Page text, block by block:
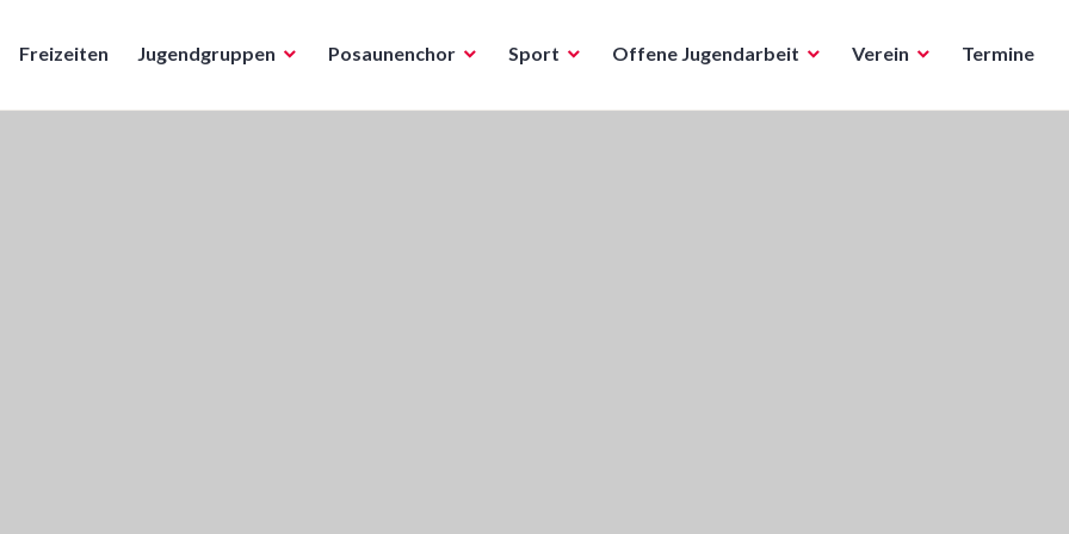
Freizeiten Jugendgruppen Posaunenchor Sport Offene Jugendarbeit Verein Termine